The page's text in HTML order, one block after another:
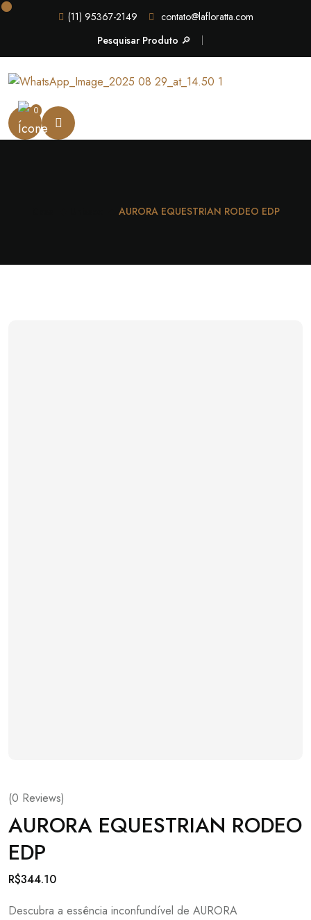
(11) 95367-2149
contato@lafloratta.com
Pesquisar Produto 🔎
0
AURORA EQUESTRIAN RODEO EDP
(0 Reviews)
AURORA EQUESTRIAN RODEO
EDP
R$344.10
Descubra a essência inconfundível de AURORA